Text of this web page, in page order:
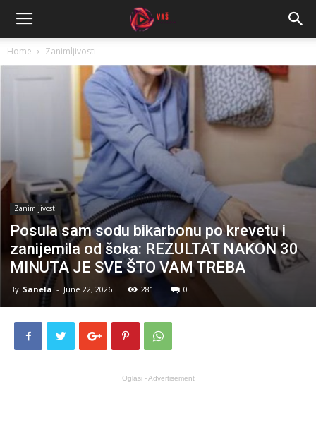
Home Zanimljivosti
Zanimljivosti
Posula sam sodu bikarbonu po krevetu i
zanijemila od šoka: REZULTAT NAKON 30
MINUTA JE SVE ŠTO VAM TREBA
By Sanela - June 22, 2026 281 0
Oglasi - Advertisement